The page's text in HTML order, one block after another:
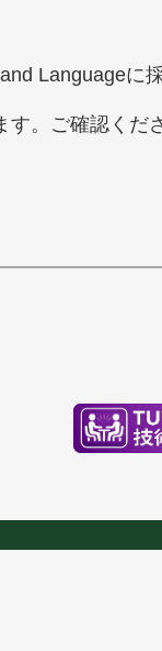
Languageに
。ご確認くだ